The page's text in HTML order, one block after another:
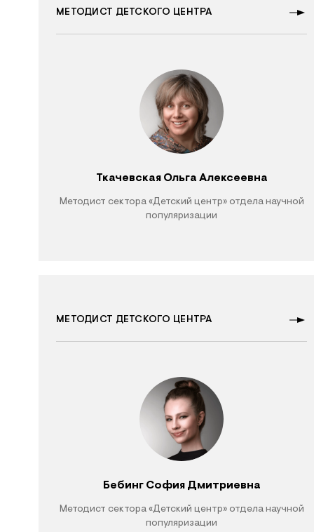
МЕТОДИСТ ДЕТСКОГО ЦЕНТРА
Ткачевская Ольга Алексеевна
Методист сектора «Детский центр» отдела научной
популяризации
МЕТОДИСТ ДЕТСКОГО ЦЕНТРА
Бебинг София Дмитриевна
Методист сектора «Детский центр» отдела научной
популяризации